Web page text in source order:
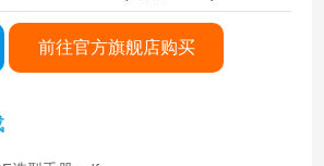
前往官方旗舰店购买